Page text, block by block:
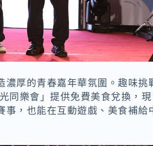
濃厚的青春嘉年華氛圍。趣味挑
同樂會」提供免費美食兌換，現
事，也能在互動遊戲、美食補給